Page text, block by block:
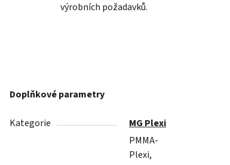
výrobních požadavků.
Doplňkové parametry
Kategorie MG Plexi
PMMA-
Plexi,